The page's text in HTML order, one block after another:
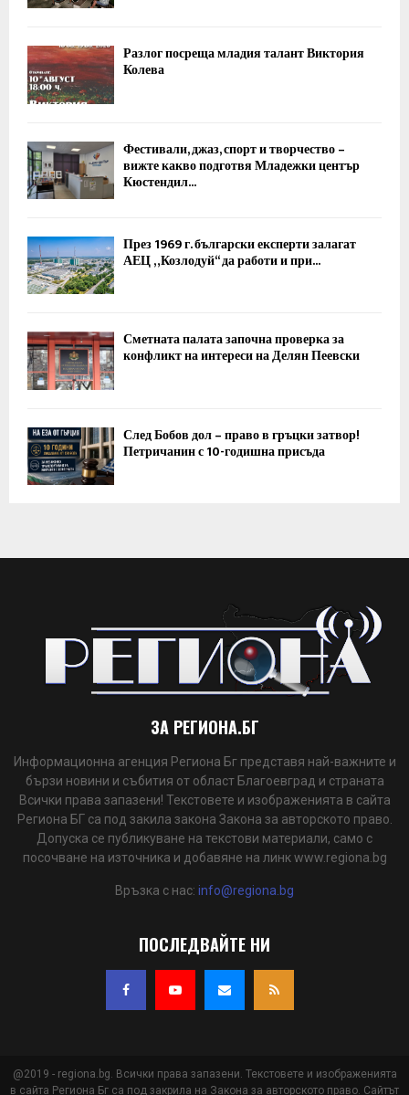
Разлог посреща младия талант Виктория
Колева
Фестивали, джаз, спорт и творчество –
вижте какво подготвя Младежки център
Кюстендил...
През 1969 г. български експерти залагат
АЕЦ „Козлодуй“ да работи и при...
Сметната палата започна проверка за
конфликт на интереси на Делян Пеевски
След Бобов дол – право в гръцки затвор!
Петричанин с 10-годишна присъда
ЗА РЕГИОНА.БГ
Информационна агенция Региона Бг представя най-важните и
бързи новини и събития от област Благоевград и страната
Всички права запазени! Текстовете и изображенията в сайта
Региона БГ са под закила закона Закона за авторското право.
Допуска се публикуване на текстови материали, само с
посочване на източника и добавяне на линк www.regiona.bg
Връзка с нас: info@regiona.bg
ПОСЛЕДВАЙТЕ НИ
@2019 - regiona.bg. Всички права запазени. Текстовете и изображенията
в сайта Региона Бг са под закрила на Закона за авторското право. Сайтът